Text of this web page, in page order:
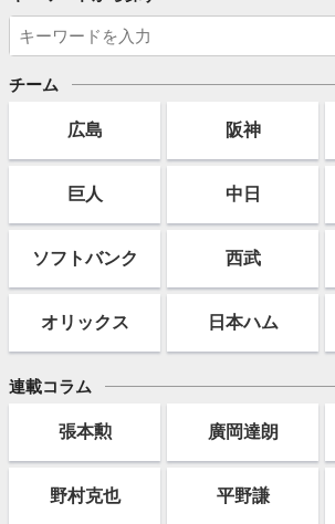
チーム
広島 阪神
巨人 中日
ソフトバンク 西武
オリックス 日本ハム
連載コラム
張本勲 廣岡達朗
野村克也 平野謙